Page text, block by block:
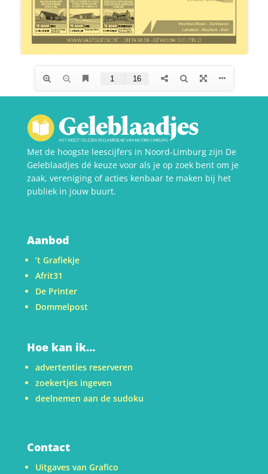
Met de hoogste leescijfers in Noord-Limburg zijn De
Geleblaadjes dé keuze voor als je op zoek bent om je
zaak, vereniging of acties kenbaar te maken bij het
publiek in jouw buurt.
Aanbod
’t Grafiekje
Afrit31
De Printer
Dommelpost
Hoe kan ik…
advertenties reserveren
zoekertjes ingeven
deelnemen aan de sudoku
Contact
Uitgaves van Grafico